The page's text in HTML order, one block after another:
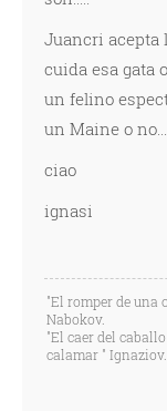
Juancri acepta
cuida esa gata
un felino
un Maine o
ciao
ignasi
"El romper de una
Nabokov.
"El caer del
calamar " Ignaziov.